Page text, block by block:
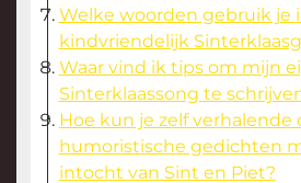
Welke woorden gebruik je
kindvriendelijk
Waar vind ik tips om mijn
Sinterklaassong te
Hoe kun je zelf verhalende
humoristische gedichten
intocht van Sint en Piet?